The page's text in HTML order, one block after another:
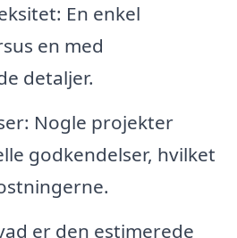
En enkel
en med
detaljer.
Nogle projekter
godkendelser, hvilket
er den estimerede